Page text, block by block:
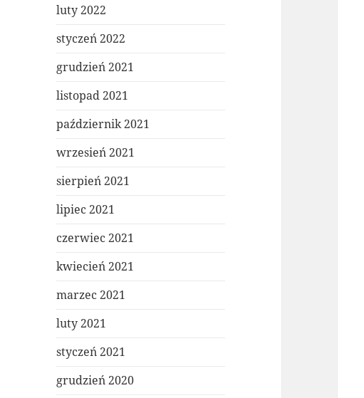
luty 2022
styczeń 2022
grudzień 2021
listopad 2021
październik 2021
wrzesień 2021
sierpień 2021
lipiec 2021
czerwiec 2021
kwiecień 2021
marzec 2021
luty 2021
styczeń 2021
grudzień 2020